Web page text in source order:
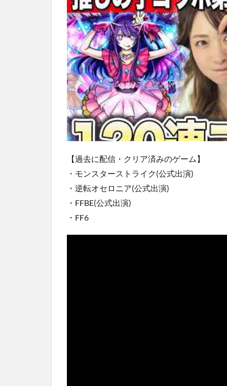
【過去に配信・クリア済みのゲーム】
・モンスターストライク(公式出演)
・逆転オセロニア(公式出演)
・FFBE(公式出演)
・FF6